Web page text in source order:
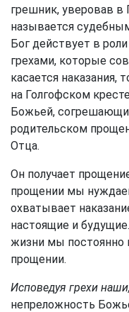
грешник, уверовав в
называется
Бог действует в
грехами, которые
касается наказания,
на Голгофском
Божьей,
родительском
Отца.
Он получает
прощении мы
охватывает
настоящие и
жизни мы постоянно
прощении.
Исповедуя грехи наши,
непреложность